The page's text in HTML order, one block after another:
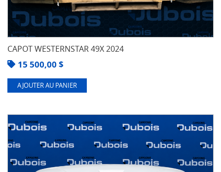
CAPOT WESTERNSTAR 49X 2024
15 500,00 $
AJOUTER AU PANIER